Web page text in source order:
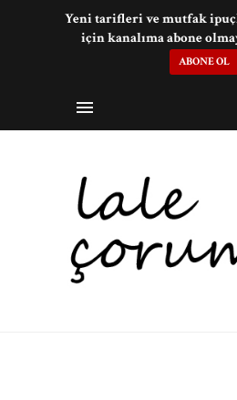
Yeni tarifleri ve mutfak
için kanalıma abone
ABONE OL